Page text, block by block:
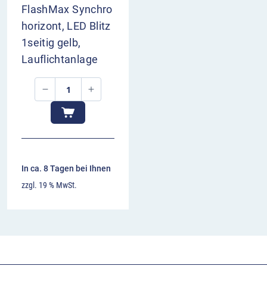
FlashMax Synchro
horizont, LED Blitz
1seitig gelb,
Lauflichtanlage
In ca. 8 Tagen bei Ihnen
zzgl. 19 % MwSt.